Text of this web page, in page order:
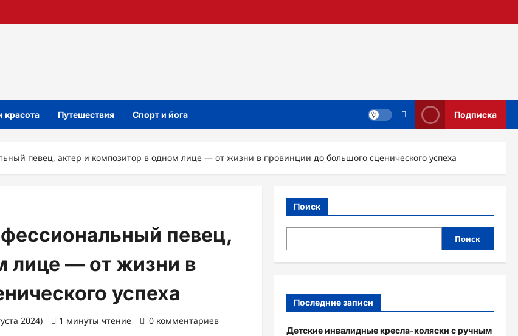
красота Путешествия Спорт и йога Подписка
певец, актер и композитор в одном лице — от жизни в провинции до большого сценического успеха
певец,
лице — от жизни в
успеха
2024) 1 минуты чтение 0 комментариев
Поиск
Поиск
Последние записи
Детские инвалидные кресла-коляски с ручным